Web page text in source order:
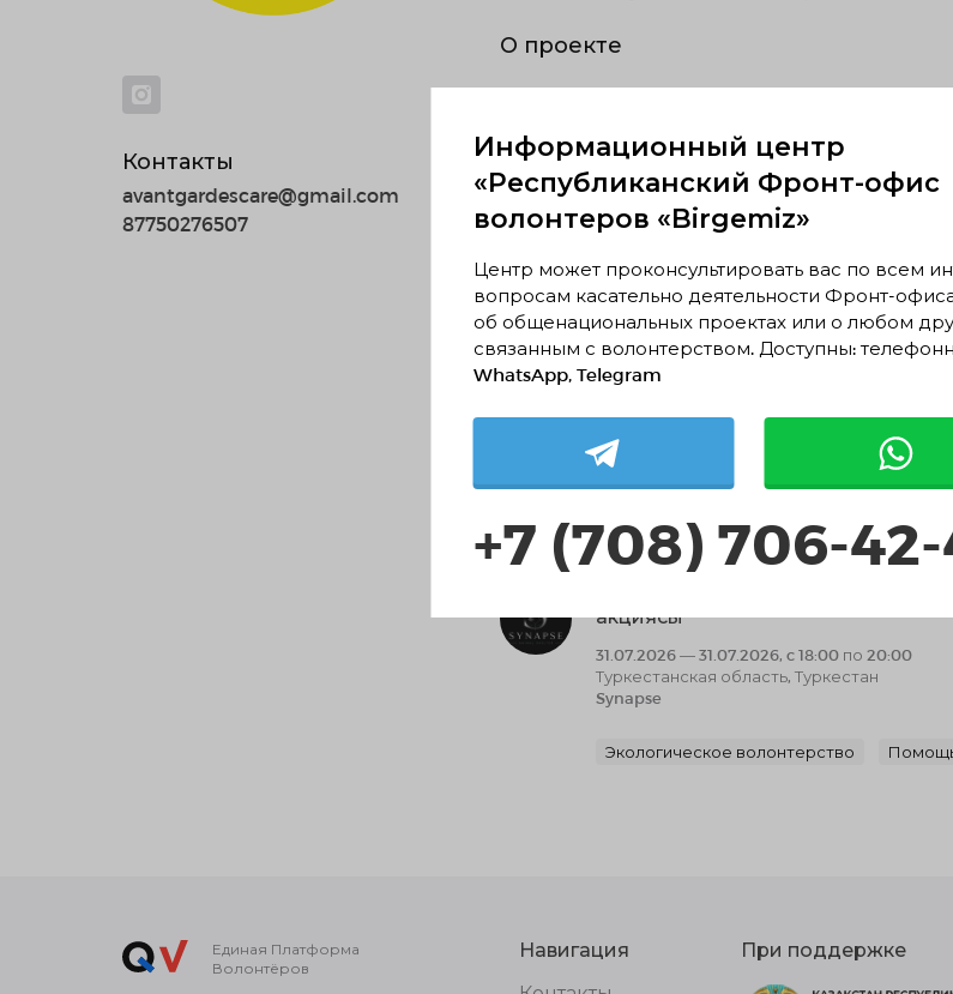
Контакты
avantgardescare@gmail.com
87750276507
О проекте
Похожие проекты
"Спортивное будущее"
Астана, Астана
Инициативная группа "Спортивное
Социальное волонтерство
Жылы патруль: Түркістандағы
акциясы
31.07.2026 — 31.07.2026, c 18:00 по 20:00
Туркестанская область, Туркестан
Synapse
Экологическое волонтерство
Единая Платформа
Волонтёров
Навигация
При поддержке
Информационный центр
«Республиканский Фронт-офис
волонтеров «Birgemiz»
Центр может проконсультировать вас по всем
вопросам касательно деятельности Фронт-
об общенациональных проектах или о любом
связанным с волонтерством. Доступны:
WhatsApp, Telegram
+7 (708) 706-